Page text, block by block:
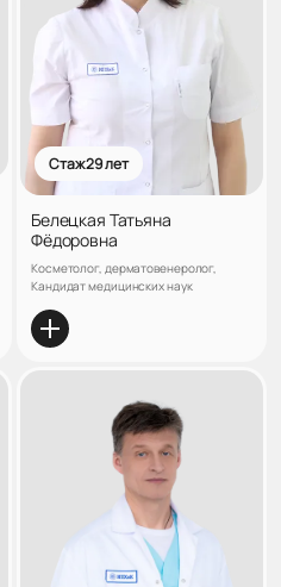
Стаж 29 лет
Белецкая Татьяна
Фёдоровна
Косметолог, дерматовенеролог,
Кандидат медицинских наук